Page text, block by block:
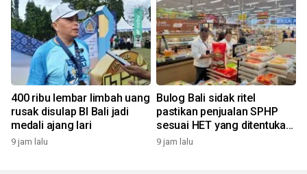
400 ribu lembar limbah uang
rusak disulap BI Bali jadi
medali ajang lari
9 jam lalu
Bulog Bali sidak ritel
pastikan penjualan SPHP
sesuai HET yang ditentukan
pemerintah
9 jam lalu